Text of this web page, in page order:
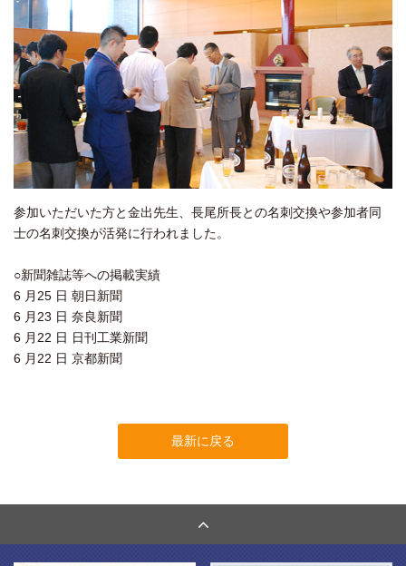
参加いただいた方と金出先生、長尾所長との名刺交換や参加者同
士の名刺交換が活発に行われました。
○新聞雑誌等への掲載実績
6 月25 日 朝日新聞
6 月23 日 奈良新聞
6 月22 日 日刊工業新聞
6 月22 日 京都新聞
最新に戻る